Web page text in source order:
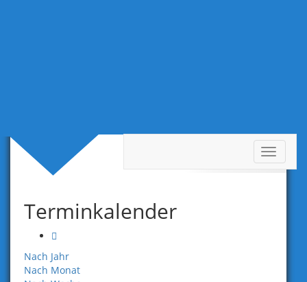
Toggle
Terminkalender
Nach Jahr
Nach Monat